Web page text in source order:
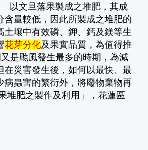
以文旦落果製成之堆肥，其成
量較低，因此所製成之堆肥的
壤中有效磷、鉀、鈣及鎂等生
花芽分化及果實品質，為值得推
是颱風發生最多的時期，為減
災害發生後，如何以最快、最
蟲害的繁衍外，將廢物棄物再
堆肥之製作及利用」，花蓮區